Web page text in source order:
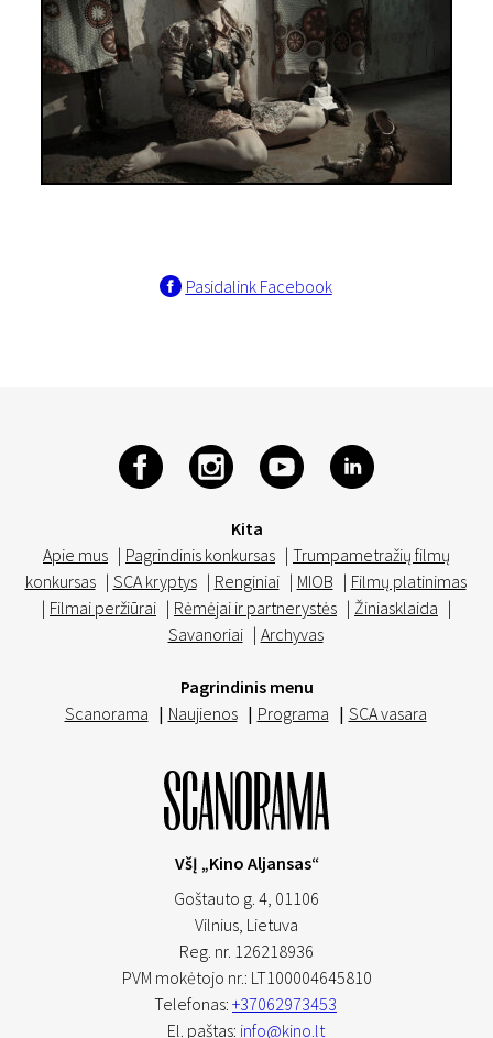
Pasidalink Facebook
Kita
Apie mus | Pagrindinis konkursas | Trumpametražių filmų
konkursas | SCA kryptys | Renginiai | MIOB | Filmų platinimas
| Filmai peržiūrai | Rėmėjai ir partnerystės | Žiniasklaida |
Savanoriai | Archyvas
Pagrindinis menu
Scanorama | Naujienos | Programa | SCA vasara
VšĮ „Kino Aljansas“
Goštauto g. 4, 01106
Vilnius, Lietuva
Reg. nr. 126218936
PVM mokėtojo nr.: LT100004645810
Telefonas: +37062973453
El. paštas: info@kino.lt